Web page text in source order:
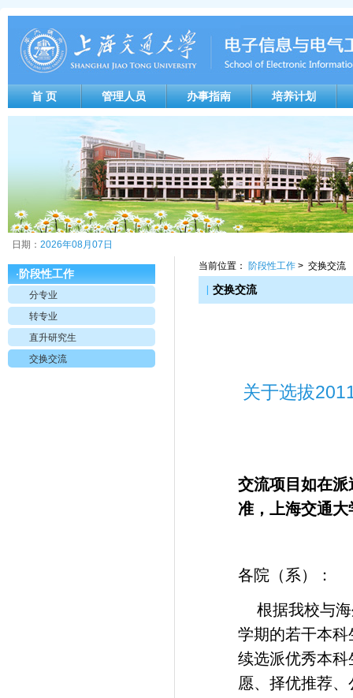
首 页 管理人员 办事指南 培养计划
日期： 2026年08月07日
· 阶段性工作
分专业
转专业
直升研究生
交换交流
当前位置： 阶段性工作 > 交换交流
交换交流
关于选拔
交流项目如在
准，上海交通
各院（系）：
根据我校与
学期的若干本
续选派优秀本
愿、择优推荐